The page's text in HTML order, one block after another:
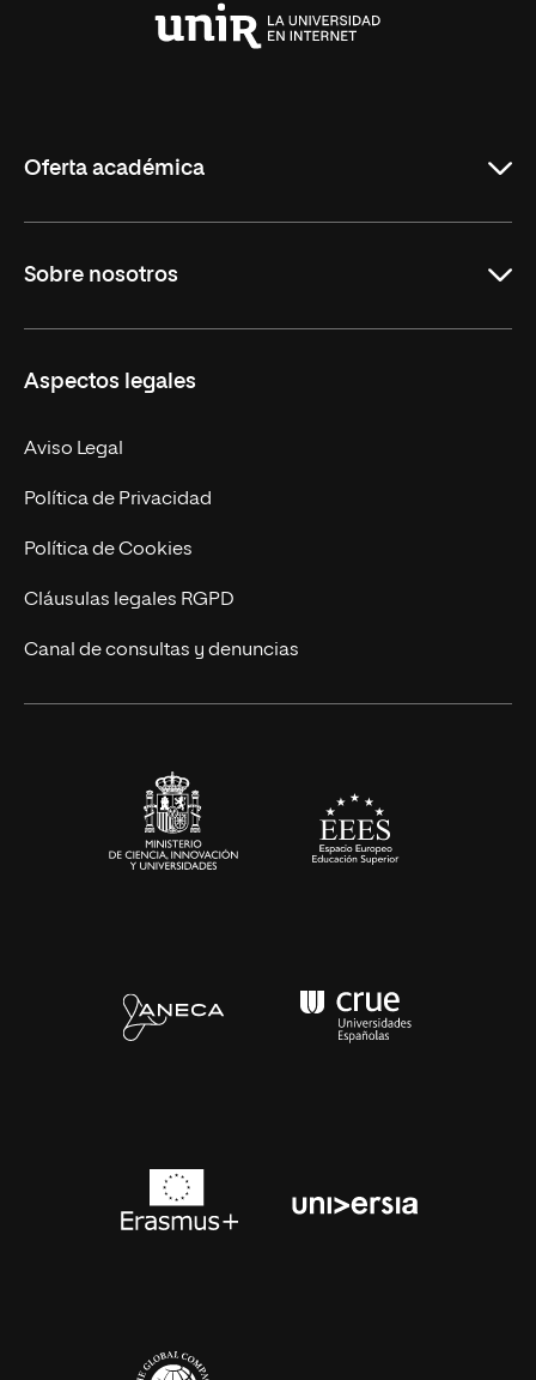
Oferta académica
Másteres Oficiales
Másteres Propios
Doctorados
Experto Universitario
Postgrados
Cursos Universitarios
Sobre nosotros
Facultades
Nuestro Equipo
Trabaja en UNIR
Actualidad
UNIR Revista
Eventos
Aspectos legales
Aviso Legal
Política de Privacidad
Política de Cookies
Cláusulas legales RGPD
Canal de consultas y denuncias